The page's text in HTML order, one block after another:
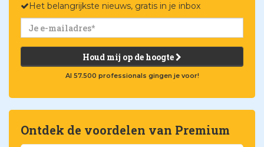
Het belangrijkste nieuws, gratis in je inbox
Houd mij op de hoogte
Al 57.500 professionals gingen je voor!
Ontdek de voordelen van Premium